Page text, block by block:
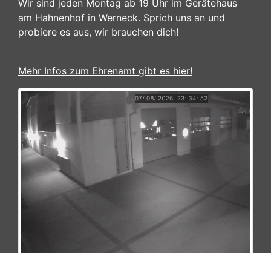
Wir sind jeden Montag ab 19 Uhr im Gerätehaus
am Hahnenhof in Werneck. Sprich uns an und
probiere es aus, wir brauchen dich!
Mehr Infos zum Ehrenamt gibt es hier!